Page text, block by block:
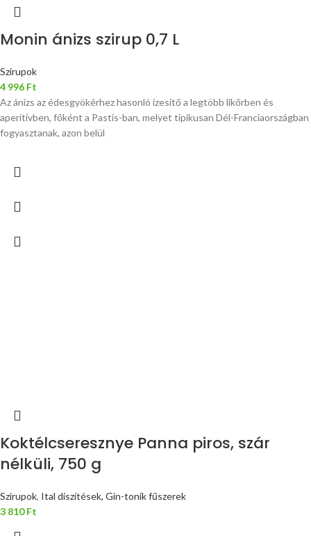
Monin ánizs szirup 0,7 L
Szirupok
4 996 Ft
Az ánizs az édesgyökérhez hasonló ízesítő a legtöbb likőrben és
aperitívben, főként a Pastis-ban, melyet tipikusan Dél-Franciaországban
fogyasztanak, azon belül
Koktélcseresznye Panna piros, szár
nélküli, 750 g
Szirupok, Ital díszítések, Gin-tonik fűszerek
3 810Ft